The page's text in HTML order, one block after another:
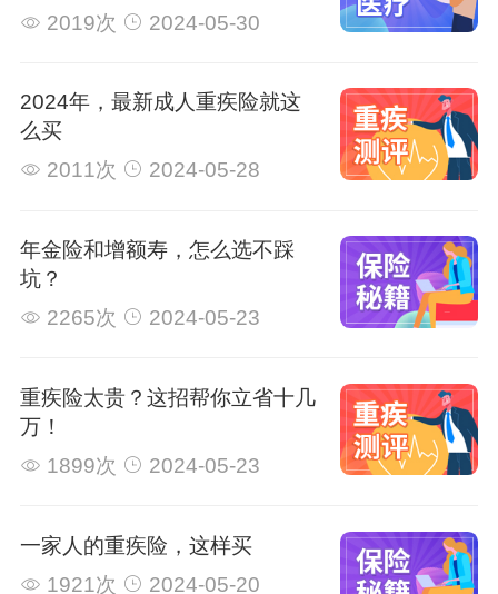
2019次
2024-05-30
2024年，最新成人重疾险就这
么买
2011次
2024-05-28
年金险和增额寿，怎么选不踩
坑？
2265次
2024-05-23
重疾险太贵？这招帮你立省十几
万！
1899次
2024-05-23
一家人的重疾险，这样买
1921次
2024-05-20